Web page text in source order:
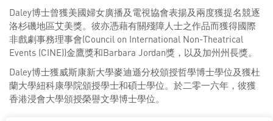
Daley博士曾獲美國婦女廣播及電視協會表揚及兩度獲提名競逐
洛杉磯地區艾美獎。彼亦憑藉有關殘障人士之作品而獲得國際
非戲劇事務理事會(Council on International Non-Theatrical
Events (CINE))金鷹獎和Barbara Jordan獎，以及加州州長獎。
Daley博士獲威斯康新大學麥迪遜分校頒授哲學博士學位及獲杜
蘭大學紐科康學院頒授學士和碩士學位。於二零一六年，彼獲
香港浸會大學頒授榮譽文學博士學位。